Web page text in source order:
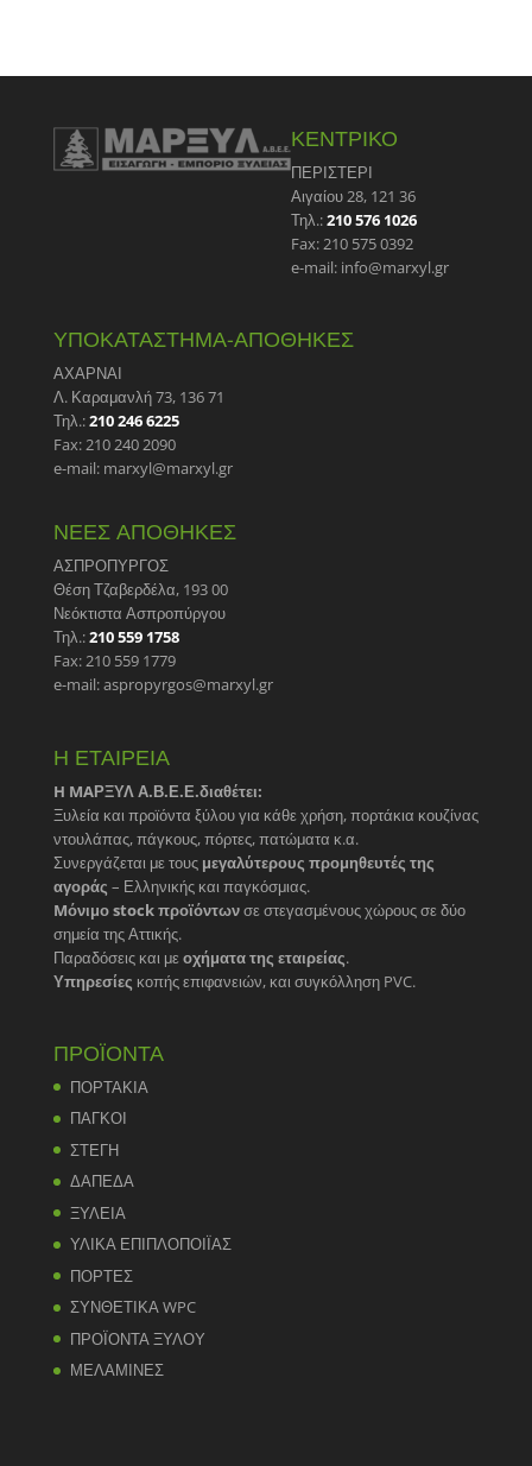
ΚΕΝΤΡΙΚΟ
ΠΕΡΙΣΤΕΡΙ
Αιγαίου 28, 121 36
Τηλ.:210 576 1026
Fax: 210 575 0392
e-mail: info@marxyl.gr
ΥΠΟΚΑΤΑΣΤΗΜΑ-ΑΠΟΘΗΚΕΣ
ΑΧΑΡΝΑΙ
Λ. Καραμανλή 73, 136 71
Τηλ.:210 246 6225
Fax: 210 240 2090
e-mail: marxyl@marxyl.gr
ΝΕΕΣ ΑΠΟΘΗΚΕΣ
ΑΣΠΡΟΠΥΡΓΟΣ
Θέση Τζαβερδέλα, 193 00
Νεόκτιστα Ασπροπύργου
Τηλ.:210 559 1758
Fax: 210 559 1779
e-mail: aspropyrgos@marxyl.gr
Η ΕΤΑΙΡΕΙΑ
H MAΡΞΥΛ Α.Β.Ε.Ε.διαθέτει:
Ξυλεία και προϊόντα ξύλου για κάθε χρήση, πορτάκια κουζίνας
ντουλάπας, πάγκους, πόρτες, πατώματα κ.α.
Συνεργάζεται με τους μεγαλύτερους προμηθευτές της
αγοράς – Ελληνικής και παγκόσμιας.
Mόνιμο stock προϊόντωνσε στεγασμένους χώρους σε δύο
σημεία της Αττικής.
Παραδόσεις και μεοχήματα της εταιρείας.
Υπηρεσίες κοπής επιφανειών, και συγκόλληση PVC.
ΠΡΟΪΟΝΤΑ
ΠΟΡΤΑΚΙΑ
ΠΑΓΚΟΙ
ΣΤΕΓΗ
ΔΑΠΕΔΑ
ΞΥΛΕΙΑ
ΥΛΙΚΑ ΕΠΙΠΛΟΠΟΙΪΑΣ
ΠΟΡΤΕΣ
ΣΥΝΘΕΤΙΚΑ WPC
ΠΡΟΪΟΝΤΑ ΞΥΛΟΥ
ΜΕΛΑΜΙΝΕΣ